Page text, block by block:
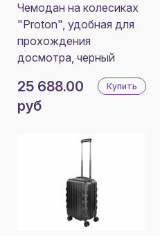
Чемодан на колесиках
"Proton", удобная для
прохождения
досмотра, черный
25 688.00
руб
Купить